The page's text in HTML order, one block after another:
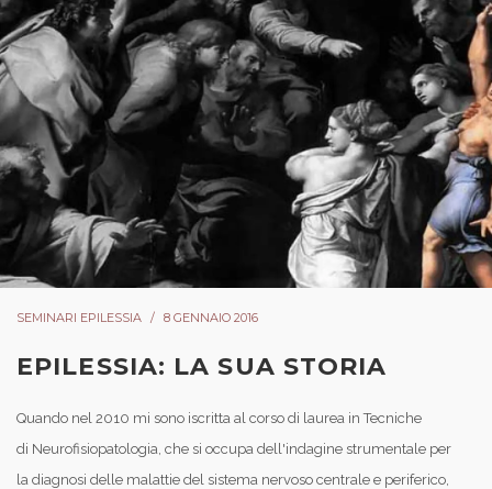
SEMINARI EPILESSIA 8 GENNAIO 2016
EPILESSIA: LA SUA STORIA
Quando nel 2010 mi sono iscritta al corso di laurea in Tecniche
di Neurofisiopatologia, che si occupa dell'indagine strumentale per
la diagnosi delle malattie del sistema nervoso centrale e periferico,